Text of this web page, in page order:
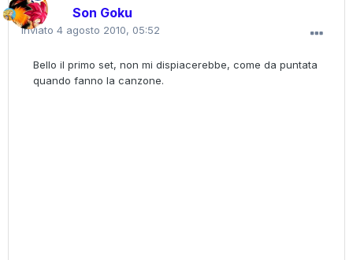
Son Goku
Inviato 4 agosto 2010, 05:52
Bello il primo set, non mi dispiacerebbe, come da puntata
quando fanno la canzone.